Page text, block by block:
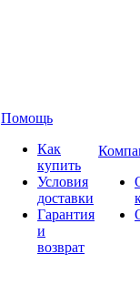
Помощь
Как
купить
Условия
доставки
Гарантия
и
возврат